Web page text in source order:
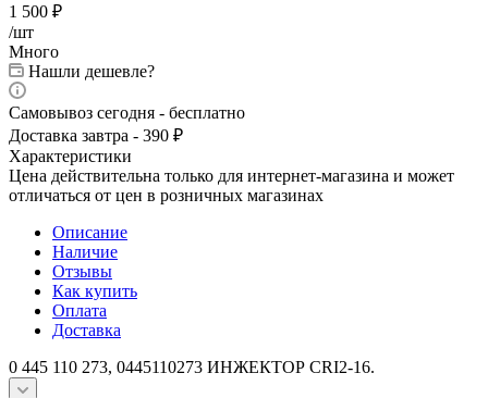
1 500 ₽
/шт
Много
Нашли дешевле?
Самовывоз сегодня - бесплатно
Доставка завтра - 390 ₽
Характеристики
Цена действительна только для интернет-магазина и может
отличаться от цен в розничных магазинах
Описание
Наличие
Отзывы
Как купить
Оплата
Доставка
0 445 110 273, 0445110273 ИНЖЕКТОР CRI2-16.